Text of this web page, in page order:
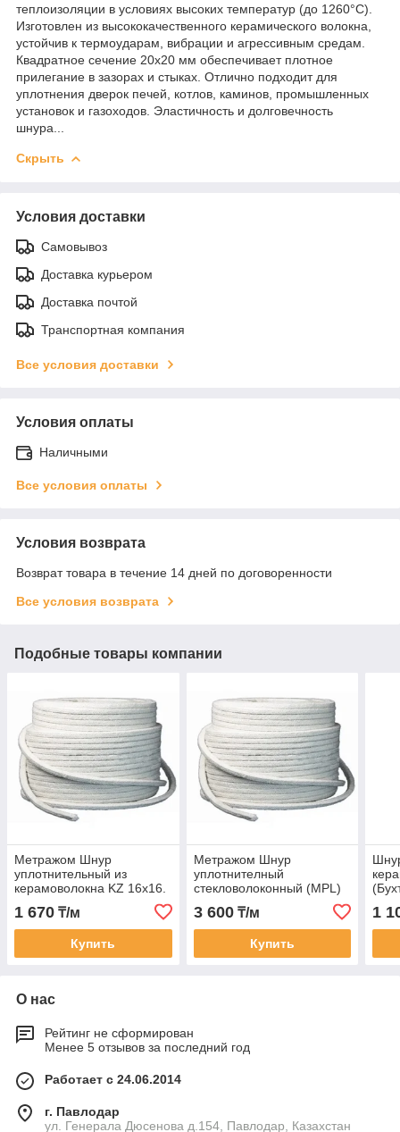
теплоизоляции в условиях высоких температур (до 1260°C).
Изготовлен из высококачественного керамического волокна,
устойчив к термоударам, вибрации и агрессивным средам.
Квадратное сечение 20х20 мм обеспечивает плотное
прилегание в зазорах и стыках. Отлично подходит для
уплотнения дверок печей, котлов, каминов, промышленных
установок и газоходов. Эластичность и долговечность
шнура...
Скрыть
Условия доставки
Самовывоз
Доставка курьером
Доставка почтой
Транспортная компания
Все условия доставки
Условия оплаты
Наличными
Все условия оплаты
Условия возврата
Возврат товара в течение 14 дней по договоренности
Все условия возврата
Подобные товары компании
Метражом Шнур
уплотнительный из
керамоволокна KZ 16х16.
(Бухта-100м t-1260 C)
1 670 ₸/м
Купить
Метражом Шнур
уплотнителный
стекловолоконный (MPL)
бухта10кг-22метр.1кг=2,2м
3 600₸/м
Купить
1
О нас
Рейтинг не сформирован
Менее 5 отзывов за последний год
Работает с 24.06.2014
г. Павлодар
ул. Генерала Дюсенова д.154, Павлодар, Казахстан